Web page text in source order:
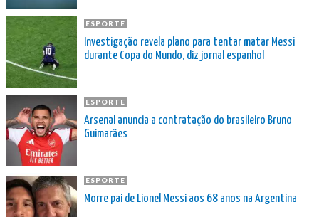
ESPORTE
Investigação revela plano para tentar matar Messi
durante Copa do Mundo, diz jornal espanhol
ESPORTE
Arsenal anuncia a contratação do brasileiro Bruno
Guimarães
ESPORTE
Morre pai de Lionel Messi aos 68 anos na Argentina